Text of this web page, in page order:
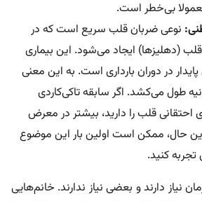
بی‌خطر است.
نوعی ضربان قلب سریع است که در
قلب (دهلیزها) ایجاد می‌شود. این بیماری
در دوران بارداری است. به این معنی
از ۳۰ ثانیه طول می‌کشد. اگر سابقه تاکی‌کاردی
احتقانی قلب را دارید، بیشتر در معرض
حال، ممکن است اولین بار این موضوع
تجربه کنید.
نیاز دارند و بعضی نیاز ندارند. خانم‌هایی